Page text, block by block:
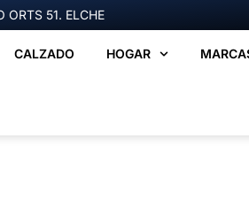
ORTS 51. ELCHE
CALZADO HOGAR